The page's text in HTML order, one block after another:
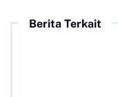
Berita Terkait